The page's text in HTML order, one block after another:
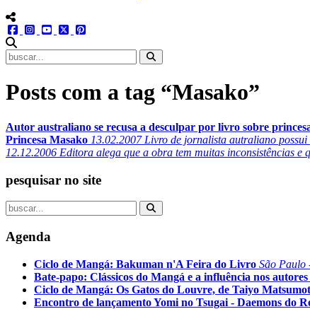
menu redes social
facebookinstagram
youtube
twitter
Posts com a tag “Masako”
Autor australiano se recusa a desculpar por livro sobre
Princesa Masako 13.02.2007Livro de jornalista autraliano possui
12.12.2006 Editora alega que a obra tem muitas inconsistências e
pesquisar no site
Agenda
Ciclo de Mangá: Bakuman n'A Feira do Livro São Paulo
Bate-papo: Clássicos do Mangá e a influência nos
Ciclo de Mangá: Os Gatos do Louvre, de Taiyo
Encontro de lançamento Yomi no Tsugai - Daemons do